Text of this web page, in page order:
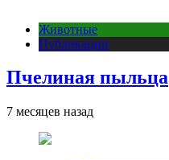
Животные
Публикации
Пчелиная пыльца
7 месяцев назад